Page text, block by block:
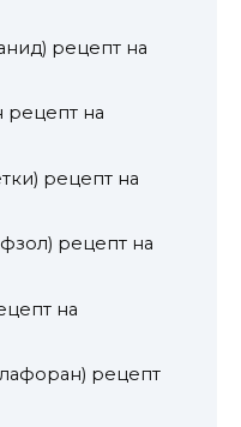
рецепт на
рецепт на
рецепт на
рецепт на
на
рецепт